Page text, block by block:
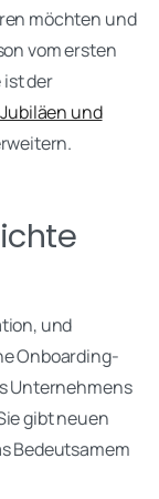
möchten und
vom ersten
ist der
und
und
Onboarding-
Unternehmens
gibt neuen
Bedeutsamem